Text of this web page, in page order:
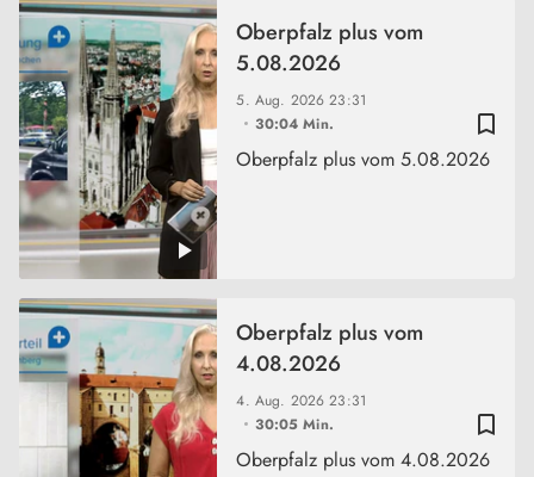
bookmark_border
5. Aug. 202623:31
30:04 Min.
Oberpfalz plus vom
5.08.2026
Oberpfalz plus vom 5.08.2026
bookmark_border
4. Aug. 202623:31
30:05 Min.
Oberpfalz plus vom
4.08.2026
Oberpfalz plus vom 4.08.2026